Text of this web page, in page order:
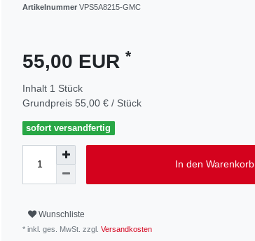
Artikelnummer VPS5A8215-GMC
55,00 EUR *
Inhalt 1 Stück
Grundpreis 55,00 € / Stück
sofort versandfertig
In den Warenkorb
Wunschliste
* inkl. ges. MwSt. zzgl. Versandkosten